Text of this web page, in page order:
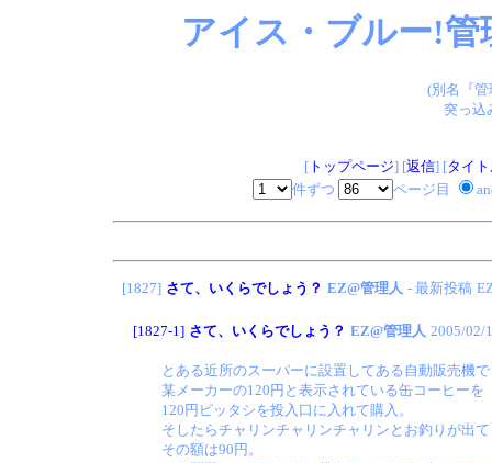
アイス・ブルー!
(別名『
突っ込
[トップページ] [返信] [タイ
件ずつ
ページ目
[1827] さて、いくらでしょう？ EZ@管理人 - 最新投稿
[1827-1] さて、いくらでしょう？ EZ@管理人 2005/02/
とある近所のスーパーに設置してある自動販売機で
某メーカーの120円と表示されている缶コーヒーを
120円ピッタシを投入口に入れて購入。
そしたらチャリンチャリンチャリンとお釣りが出
その額は90円。